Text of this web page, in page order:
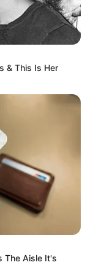
Stop
& This Is Her
The Aisle It's